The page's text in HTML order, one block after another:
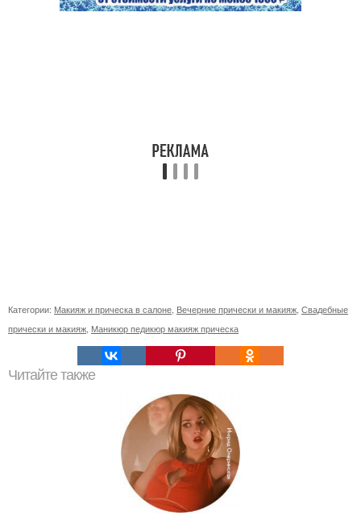
Категории: Макияж и прическа в салоне Вечерние прически и макияж Свадебные
прически и макияж Маникюр педикюр макияж прическа
Читайте также